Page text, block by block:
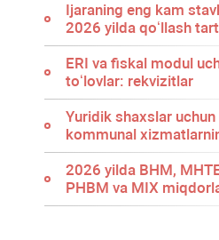
Ijaraning eng kam
2026 yilda qoʻllash
ERI va fiskal modul
toʻlovlar: rekvizitlar
Yuridik shaхslar uchun
kommunal
2026 yilda BHM,
PHBM va MIX